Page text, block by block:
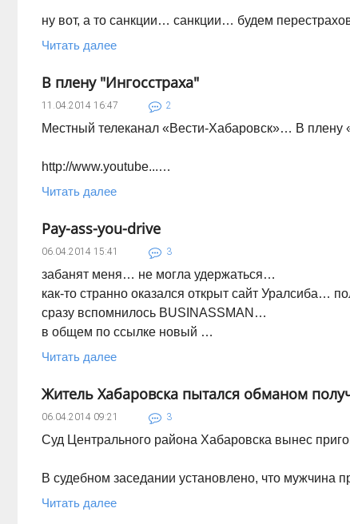
ну вот, а то санкции… санкции… будем
Читать далее
В плену "Ингосстраха"
11.04.2014 16:47 2
Местный телеканал «Вести-Хабаровск»… В плену
http://www.youtube...…
Читать далее
Pay-ass-you-drive
06.04.2014 15:41 3
забанят меня… не могла удержаться…
как-то странно оказался открыт сайт Уралсиба…
сразу вспомнилось BUSINASSMAN…
в общем по ссылке новый …
Читать далее
Житель Хабаровска пытался обманом
06.04.2014 09:21 3
Суд Центрального района Хабаровска вынес
В судебном заседании установлено, что мужчина
Читать далее